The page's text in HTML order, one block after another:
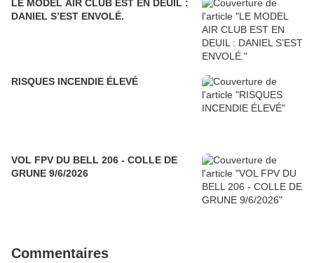
LE MODEL AIR CLUB EST EN DEUIL :
DANIEL S’EST ENVOLÉ.
RISQUES INCENDIE ÉLEVÉ
VOL FPV DU BELL 206 - COLLE DE
GRUNE 9/6/2026
Commentaires